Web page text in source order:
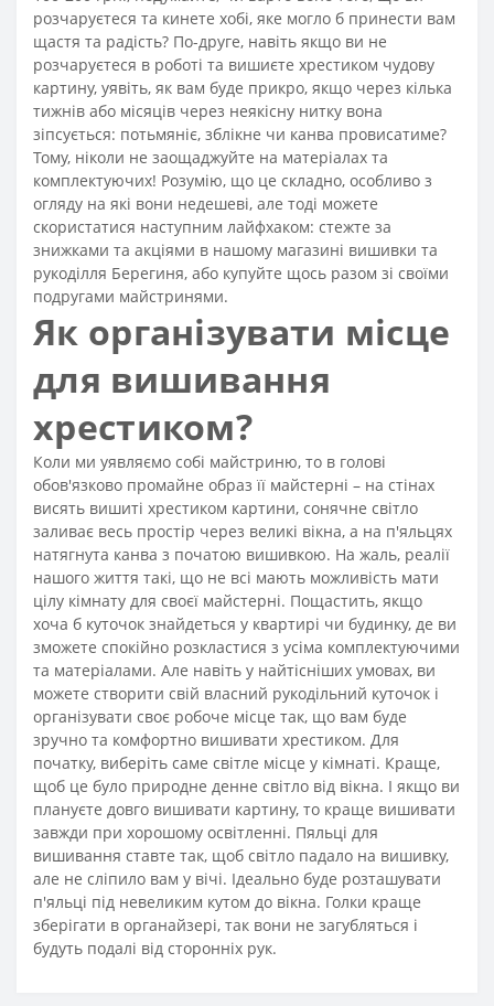
розчаруєтеся та кинете хобі, яке могло б принести вам
щастя та радість? По-друге, навіть якщо ви не
розчаруєтеся в роботі та вишиєте хрестиком чудову
картину, уявіть, як вам буде прикро, якщо через кілька
тижнів або місяців через неякісну нитку вона
зіпсується: потьмяніє, зблікне чи канва провисатиме?
Тому, ніколи не заощаджуйте на матеріалах та
комплектуючих! Розумію, що це складно, особливо з
огляду на які вони недешеві, але тоді можете
скористатися наступним лайфхаком: стежте за
знижками та акціями в нашому магазині вишивки та
рукоділля Берегиня, або купуйте щось разом зі своїми
подругами майстринями.
Як організувати місце
для вишивання
хрестиком?
Коли ми уявляємо собі майстриню, то в голові
обов'язково промайне образ її майстерні – на стінах
висять вишиті хрестиком картини, сонячне світло
заливає весь простір через великі вікна, а на п'яльцях
натягнута канва з початою вишивкою. На жаль, реалії
нашого життя такі, що не всі мають можливість мати
цілу кімнату для своєї майстерні. Пощастить, якщо
хоча б куточок знайдеться у квартирі чи будинку, де ви
зможете спокійно розкластися з усіма комплектуючими
та матеріалами. Але навіть у найтісніших умовах, ви
можете створити свій власний рукодільний куточок і
організувати своє робоче місце так, що вам буде
зручно та комфортно вишивати хрестиком. Для
початку, виберіть саме світле місце у кімнаті. Краще,
щоб це було природне денне світло від вікна. І якщо ви
плануєте довго вишивати картину, то краще вишивати
завжди при хорошому освітленні. Пяльці для
вишивання ставте так, щоб світло падало на вишивку,
але не сліпило вам у вічі. Ідеально буде розташувати
п'яльці під невеликим кутом до вікна. Голки краще
зберігати в органайзері, так вони не загубляться і
будуть подалі від сторонніх рук.